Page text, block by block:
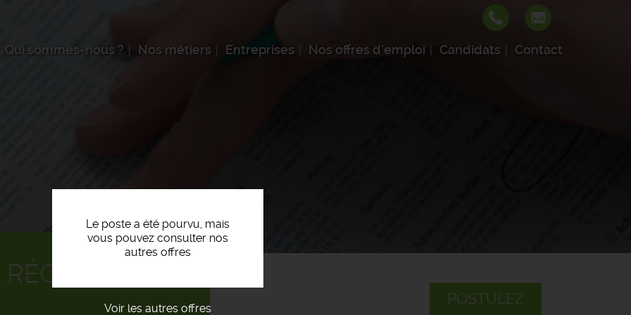
Qui sommes-nous ? Nos métiers Entreprises Nos offres d'emploi Candidats Contact
Le poste a été pourvu, mais
vous pouvez consulter nos
autres offres
Voir les autres offres
POSTULEZ
F/H